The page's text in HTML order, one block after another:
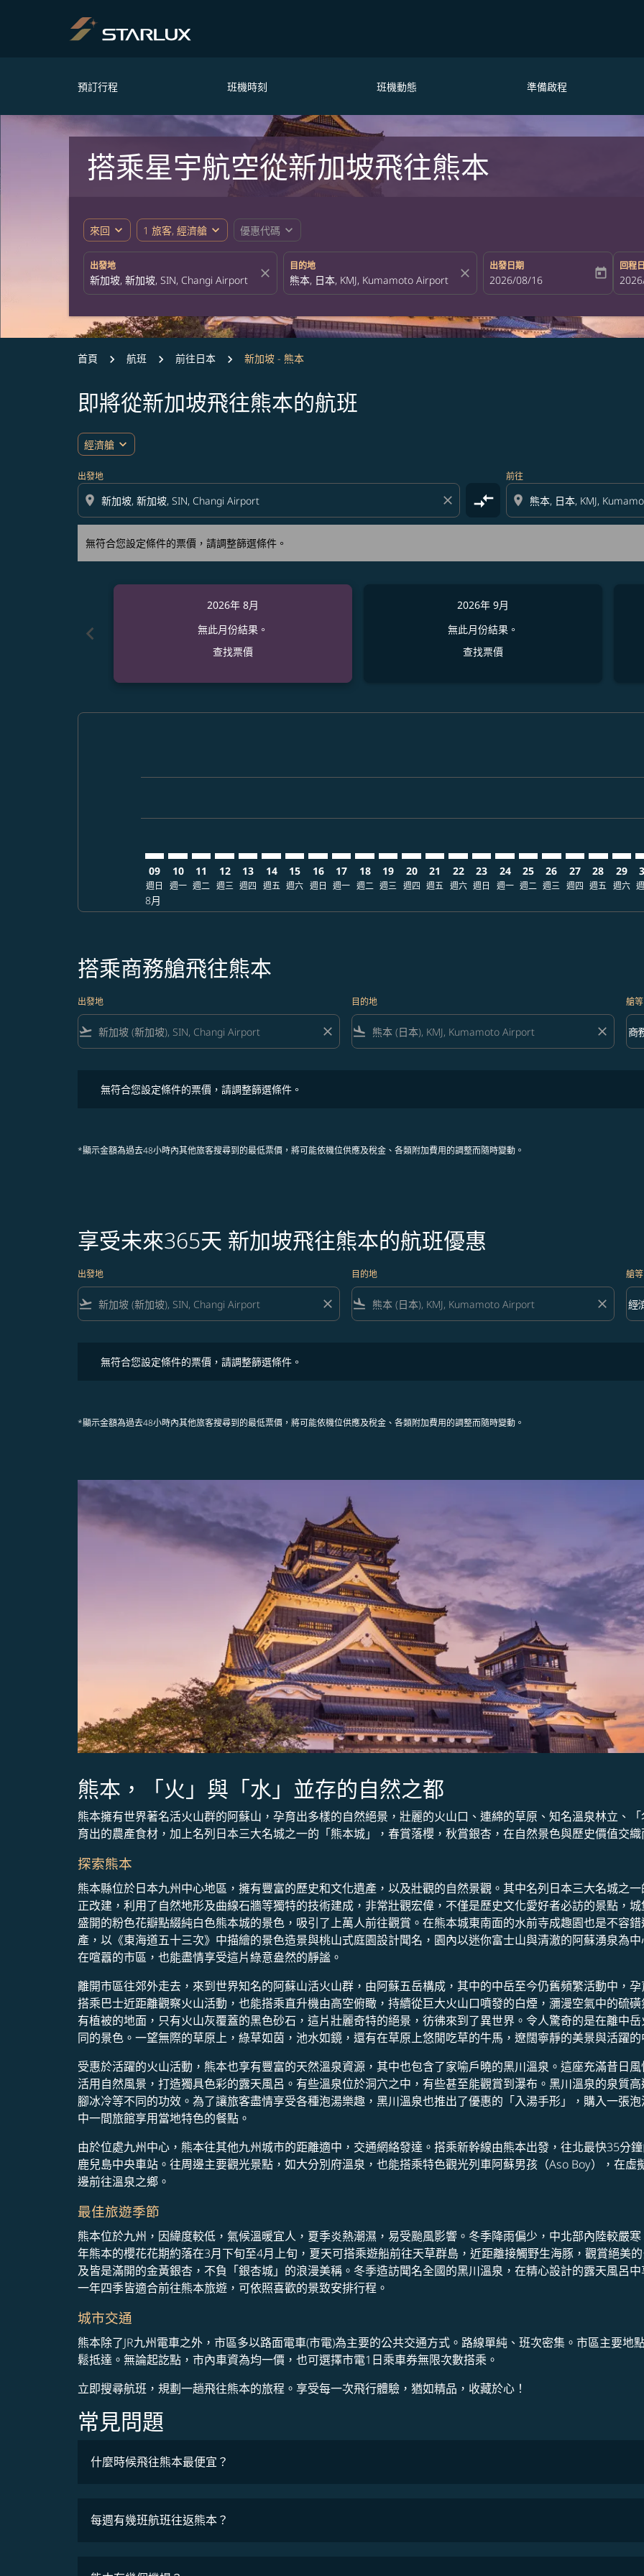
預訂行程 班機時刻 班機動態 準備啟程
搭乘星宇航空從新加坡飛往熊本
來回 expand_more 1 旅客, 經濟艙 expand_more 優惠代碼 expand_more
出發地
close
目的地
close
出發日期
fc-booking-departure-date-aria-
2026/08/16 today
回程
fc-
首頁 航班 前往日本 新加坡 - 熊本
即將從新加坡飛往熊本的航班
經濟艙 expand_more
出發地
location_on close compare_arrows
前往
location_on
無符合您設定條件的票價，請調整篩選條件。
無符合您設定條件的票價，請調整篩選條件。
chevron_left
2026年 8月
無此月份結果。
查找票價
2026年 9月
無此月份結果。
查找票價
09
週日
8月
10
週一
11
週二
12
週三
13
週四
14
週五
15
週六
16
週日
17
週一
18
週二
19
週三
20
週四
21
週五
SIN–KMJ: cmp-view-offers-
22
週六
SIN–KMJ: cmp-view-offers-
23
週日
SIN–KMJ: cmp-view-offers-
24
週一
SIN–KMJ: cmp-view-
25
週二
SIN–KMJ: cmp-
26
週三
SIN–KMJ:
27
週四
28
週五
29
週六
搭乘商務艙飛往熊本
出發地
flight_takeoff close
目的地
flight_land close
艙等
艙
商
keyboard_arrow_down
無符合您設定條件的票價，請調整篩選條件。
*顯示金額為過去48小時內其他旅客搜尋到的最低票價，將可能依機位供應及稅金、各類附加費用的調整而隨時變動。
享受未來365天 新加坡飛往熊本的航班優惠
出發地
flight_takeoff close
目的地
flight_land close
艙等
艙
經
keyboard_arrow_down
無符合您設定條件的票價，請調整篩選條件。
*顯示金額為過去48小時內其他旅客搜尋到的最低票價，將可能依機位供應及稅金、各類附加費用的調整而隨時變動。
熊本，「火」與「水」並存的自然之都
熊本擁有世界著名活火山群的阿蘇山，孕育出多樣的自然絕景，壯麗的火山口、連綿的草原、知名溫泉林立、
育出的農產食材，加上名列日本三大名城之一的「熊本城」，春賞落櫻，秋賞銀杏，在自然景色與歷史價值交
探索熊本
熊本縣位於日本九州中心地區，擁有豐富的歷史和文化遺產，以及壯觀的自然景觀。其中名列日本三大名城之
正改建，利用了自然地形及曲線石牆等獨特的技術建成，非常壯觀宏偉，不僅是歷史文化愛好者必訪的景點，
盛開的粉色花瓣點綴純白色熊本城的景色，吸引了上萬人前往觀賞。在熊本城東南面的水前寺成趣園也是不容
產，以《東海道五十三次》中描繪的景色造景與桃山式庭園設計聞名，園內以迷你富士山與清澈的阿蘇湧泉為
在喧囂的市區，也能盡情享受這片綠意盎然的靜謐。
離開市區往郊外走去，來到世界知名的阿蘇山活火山群，由阿蘇五岳構成，其中的中岳至今仍舊頻繁活動中，
搭乘巴士近距離觀察火山活動，也能搭乘直升機由高空俯瞰，持續從巨大火山口噴發的白煙，瀰漫空氣中的硫
有植被的地面，只有火山灰覆蓋的黑色砂石，這片壯麗奇特的絕景，彷彿來到了異世界。令人驚奇的是在離中
同的景色。一望無際的草原上，綠草如茵，池水如鏡，還有在草原上悠閒吃草的牛馬，遼闊寧靜的美景與活躍
受惠於活躍的火山活動，熊本也享有豐富的天然溫泉資源，其中也包含了家喻戶曉的黑川溫泉。這座充滿昔日
活用自然風景，打造獨具色彩的露天風呂。有些溫泉位於洞穴之中，有些甚至能觀賞到瀑布。黑川溫泉的泉質
腳冰冷等不同的功效。為了讓旅客盡情享受各種泡湯樂趣，黑川溫泉也推出了優惠的「入湯手形」，購入一張
中一間旅館享用當地特色的餐點。
由於位處九州中心，熊本往其他九州城市的距離適中，交通網絡發達。搭乘新幹線由熊本出發，往北最快35分
鹿兒島中央車站。往周邊主要觀光景點，如大分別府溫泉，也能搭乘特色觀光列車阿蘇男孩（Aso Boy），在
邊前往溫泉之鄉。
最佳旅遊季節
熊本位於九州，因緯度較低，氣候溫暖宜人，夏季炎熱潮濕，易受颱風影響。冬季降雨偏少，中北部內陸較嚴
年熊本的櫻花花期約落在3月下旬至4月上旬，夏天可搭乘遊船前往天草群島，近距離接觸野生海豚，觀賞絕美
及皆是滿開的金黃銀杏，不負「銀杏城」的浪漫美稱。冬季造訪聞名全國的黑川溫泉，在精心設計的露天風呂
一年四季皆適合前往熊本旅遊，可依照喜歡的景致安排行程。
城市交通
熊本除了JR九州電車之外，市區多以路面電車(市電)為主要的公共交通方式。路線單純、班次密集。市區主要地
鬆抵達。無論起訖點，市內車資為均一價，也可選擇市電1日乘車券無限次數搭乘。
立即搜尋航班，規劃一趟飛往熊本的旅程。享受每一次飛行體驗，猶如精品，收藏於心！
常見問題
什麼時候飛往熊本最便宜？
每週有幾班航班往返熊本？